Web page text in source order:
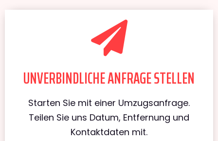
UNVERBINDLICHE ANFRAGE STELLEN
Starten Sie mit einer Umzugsanfrage.
Teilen Sie uns Datum, Entfernung und
Kontaktdaten mit.